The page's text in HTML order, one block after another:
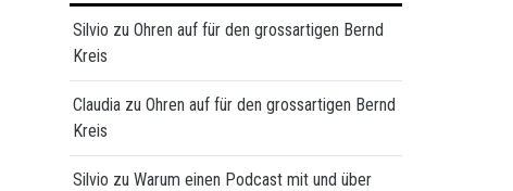
Silvio zu Ohren auf für den grossartigen Bernd
Kreis
Claudia zu Ohren auf für den grossartigen Bernd
Kreis
Silvio zu Warum einen Podcast mit und über